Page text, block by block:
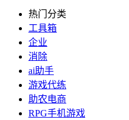
热门分类
工具箱
企业
消除
ai助手
游戏代练
助农电商
RPG手机游戏